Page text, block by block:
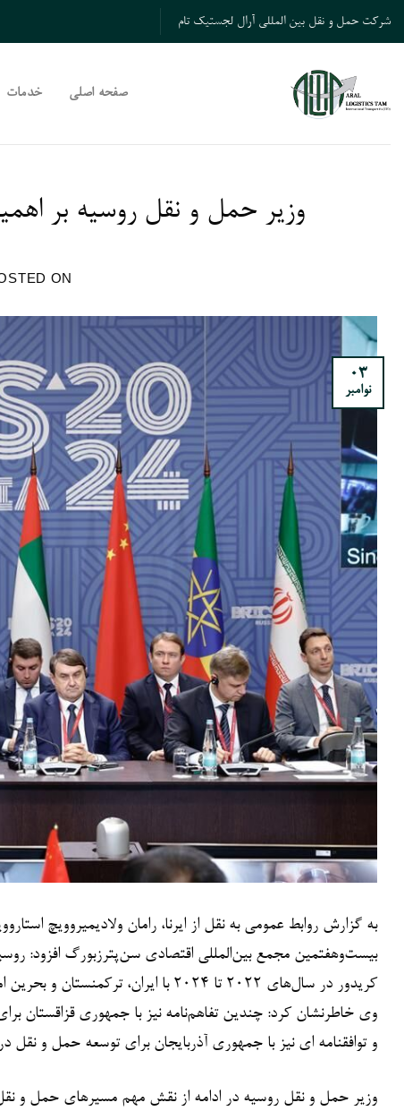
Skip
to
content
شرکت حمل و نقل بین المللی آرال لجستیک تام
صفحه اصلی خدمات
وزیر حمل و نقل روسیه بر
ON
03
نوامبر
به گزارش روابط عمومی به نقل از ایرنا، رامان ولادیمیروویچ
بیست‌وهفتمین مجمع بین‌المللی اقتصادی سن‌پترزبورگ افزود:
کریدور در سال‌های ۲۰۲۲ تا ۲۰۲۴ با ایران،‌ ترکمنستان و بحرین امضا کرده و به دنبال دستیابی به توافق با دیگر کشورها است.
وی خاطرنشان کرد:‌ چندین تفاهم‌نامه نیز با جمهوری قزاقستان
و توافقنامه ای نیز با جمهوری آذربایجان برای توسعه حمل و
وزیر حمل و نقل روسیه در ادامه از نقش مهم مسیرهای حمل و